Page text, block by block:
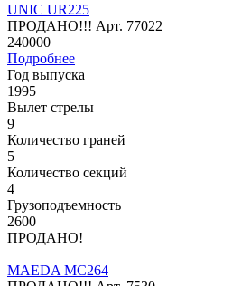
UNIC UR225
ПРОДАНО!!! Арт. 77022
240000
Подробнее
Год выпуска
1995
Вылет стрелы
9
Количество граней
5
Количество секций
4
Грузоподъемность
2600
ПРОДАНО!
MAEDA MC264